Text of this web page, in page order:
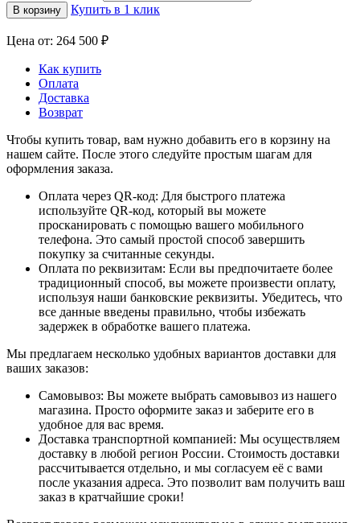
В корзину Купить в 1 клик
Цена от: 264 500 ₽
Как купить
Оплата
Доставка
Возврат
Чтобы купить товар, вам нужно добавить его в корзину на
нашем сайте. После этого следуйте простым шагам для
оформления заказа.
Оплата через QR-код: Для быстрого платежа
используйте QR-код, который вы можете
просканировать с помощью вашего мобильного
телефона. Это самый простой способ завершить
покупку за считанные секунды.
Оплата по реквизитам: Если вы предпочитаете более
традиционный способ, вы можете произвести оплату,
используя наши банковские реквизиты. Убедитесь, что
все данные введены правильно, чтобы избежать
задержек в обработке вашего платежа.
Мы предлагаем несколько удобных вариантов доставки для
ваших заказов:
Самовывоз: Вы можете выбрать самовывоз из нашего
магазина. Просто оформите заказ и заберите его в
удобное для вас время.
Доставка транспортной компанией: Мы осуществляем
доставку в любой регион России. Стоимость доставки
рассчитывается отдельно, и мы согласуем её с вами
после указания адреса. Это позволит вам получить ваш
заказ в кратчайшие сроки!